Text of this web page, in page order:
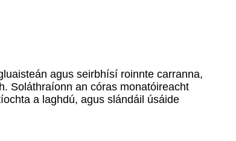
agus seirbhísí roinnte carranna,
Soláthraíonn an córas monatóireacht
a laghdú, agus slándáil úsáide